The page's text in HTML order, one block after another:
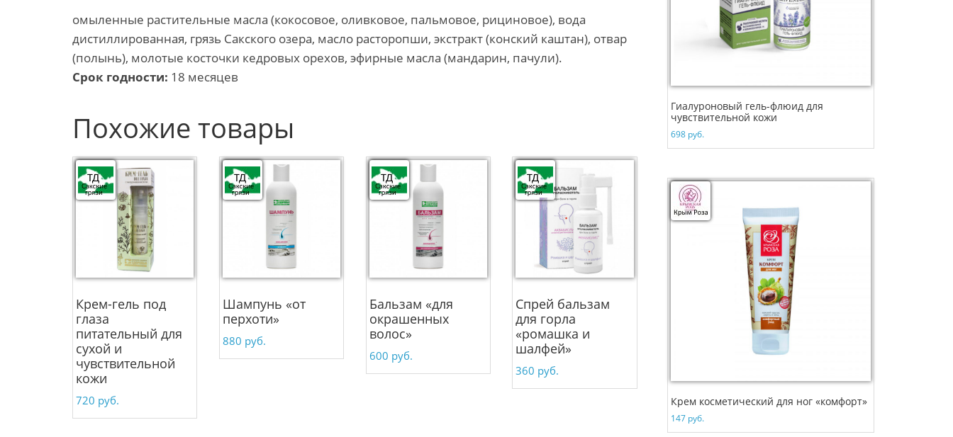
омыленные растительные масла (кокосовое, оливковое, пальмовое, рициновое), вода
дистиллированная, грязь Сакского озера, масло расторопши, экстракт (конский каштан), отвар
(полынь), молотые косточки кедровых орехов, эфирные масла (мандарин, пачули).
Срок годности: 18 месяцев
Похожие товары
Крем-гель под
глаза
питательный для
сухой и
чувствительной
кожи
720 руб.
Шампунь «от
перхоти»
880 руб.
Бальзам «для
окрашенных
волос»
600 руб.
Спрей бальзам
для горла
«ромашка и
шалфей»
360 руб.
Гиалуроновый гель-флюид для
чувствительной кожи
698 руб.
Крем косметический для ног «комфорт»
147 руб.